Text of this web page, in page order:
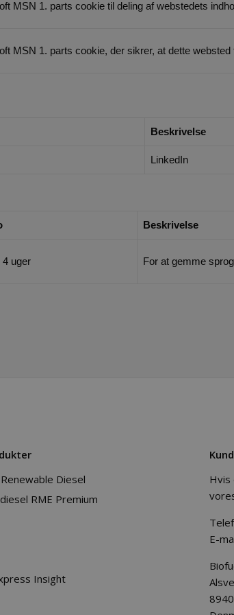
MSN 1. parts cookie til deling af webstedets
MSN 1. parts cookie, der sikrer, at dette websted
Beskrivelse
LinkedIn
Beskrivelse
4 uger For at gemme
Diesel
RME Premium
Insight
Hvis
E-